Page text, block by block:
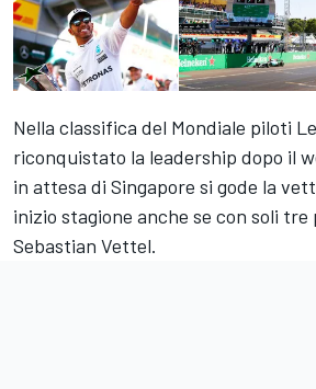
Nella classifica del Mondiale piloti
riconquistato la leadership dopo il
in attesa di Singapore si gode la
inizio stagione anche se con soli
Sebastian Vettel.